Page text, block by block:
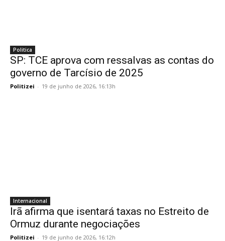
Politica
SP: TCE aprova com ressalvas as contas do
governo de Tarcísio de 2025
Politizei - 19 de junho de 2026, 16:13h
Internacional
Irã afirma que isentará taxas no Estreito de
Ormuz durante negociações
Politizei - 19 de junho de 2026, 16:12h